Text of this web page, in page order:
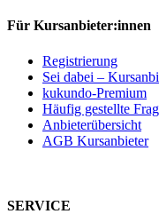
Für Kursanbieter:innen
Registrierung
Sei dabei –
kukundo-Premium
Häufig gestellte
Anbieterübersicht
AGB Kursanbieter
SERVICE